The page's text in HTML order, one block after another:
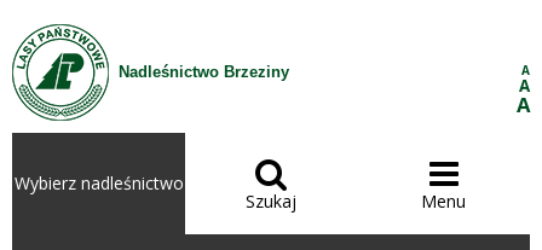
Przejdź do treści
Nadleśnictwo Brzeziny A
A
A
Wybierz nadleśnictwo 
Szukaj

Menu